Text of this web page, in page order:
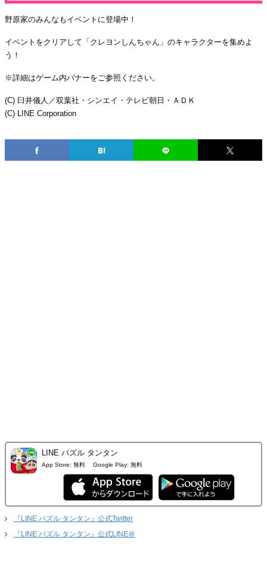
野原家のみんなもイベントに登場中！
イベントをクリアして「クレヨンしんちゃん」のキャラクターを集めよ
う！
※詳細はゲーム内バナーをご参照ください。
(C) 臼井儀人／双葉社・シンエイ・テレビ朝日・ＡＤＫ
(C) LINE Corporation
LINE パズル タンタン
App Store: 無料 Google Play: 無料
『LINE パズル タンタン』公式Twitter
『LINE パズル タンタン』公式LINE＠